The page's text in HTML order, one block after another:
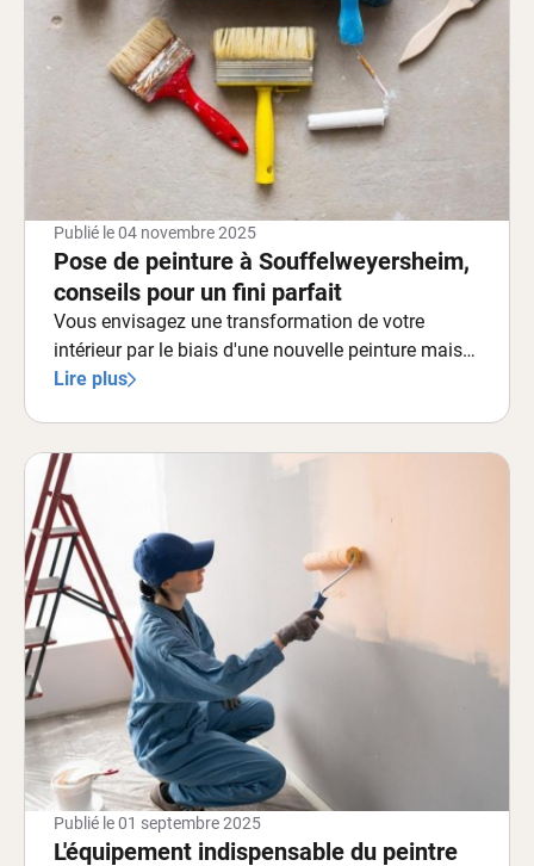
Publié le04 novembre 2025
Pose de peinture à Souffelweyersheim,
conseils pour un fini parfait
Vous envisagez une transformation de votre
intérieur par le biais d'une nouvelle peinture mais
vous êtes confronté à la complexité technique de
Lire plus
Publié le01 septembre 2025
L'équipement indispensable du peintre